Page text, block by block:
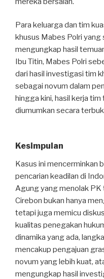
Para keluarga dan tim
khusus Mabes Polri
mengungkap hasil
Ibu Titin, Mabes Polri
dari hasil investigasi tim
sebagai novum dalam
hingga kini, hasil kerja
diumumkan secara
Kesimpulan
Kasus ini mencerminkan
pencarian keadilan di
Agung yang menolak PK
Cirebon bukan hanya
tetapi juga memicu
kualitas penegakan
dinamika yang ada,
mencakup pengajuan
novum yang lebih kuat,
mengungkap hasil